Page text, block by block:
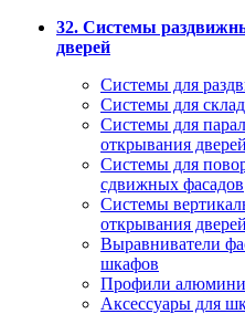
32. Системы
дверей
Системы для
Системы для
Системы для
открывания дверей
Системы для
сдвижных фасадов
Системы
открывания дверей
Выравниватели
шкафов
Профили
Аксессуары для